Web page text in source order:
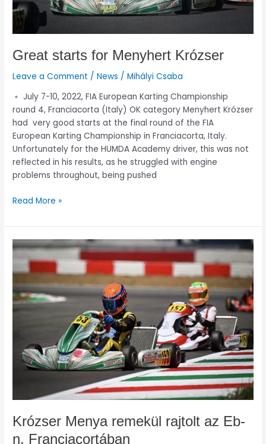
Great starts for Menyhert Krózser
Leave a Comment /News /Mihályi Csaba
﹡ July 7-10, 2022, FIA European Karting Championship
round 4, Franciacorta (Italy) OK category Menyhert Krózser
had very good starts at the final round of the FIA
European Karting Championship in Franciacorta, Italy.
Unfortunately for the HUMDA Academy driver, this was not
reflected in his results, as he struggled with engine
problems throughout, being pushed
Read More »
Krózser Menya remekül rajtolt az Eb-
n, Franciacortában
Krózser
Menya
remekül
rajtolt
az
Eb-
Franciacortában